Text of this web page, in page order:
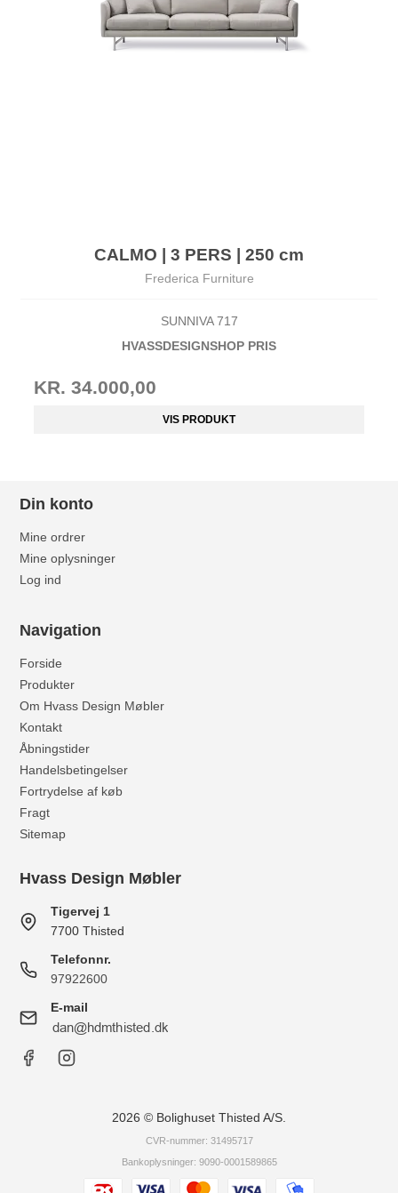
CALMO | 3 PERS | 250 cm
Frederica Furniture
SUNNIVA 717
HVASSDESIGNSHOP PRIS
KR. 34.000,00
VIS PRODUKT
Din konto
Mine ordrer
Mine oplysninger
Log ind
Navigation
Forside
Produkter
Om Hvass Design Møbler
Kontakt
Åbningstider
Handelsbetingelser
Fortrydelse af køb
Fragt
Sitemap
Hvass Design Møbler
Tigervej 1
7700 Thisted
Telefonnr.
97922600
E-mail
2026 © Bolighuset Thisted A/S.
CVR-nummer: 31495717
Bankoplysninger: 9090-0001589865